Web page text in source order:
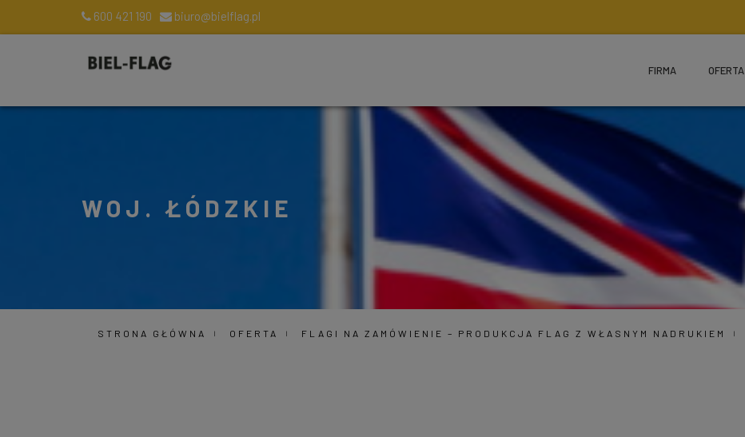
600 421 190 biuro@bielflag.pl
FIRMA OFERTA
WOJ. ŁÓDZKIE
STRONA GŁÓWNA OFERTA FLAGI NA ZAMÓWIENIE – PRODUKCJA FLAG Z WŁASNYM NADRUKIEM